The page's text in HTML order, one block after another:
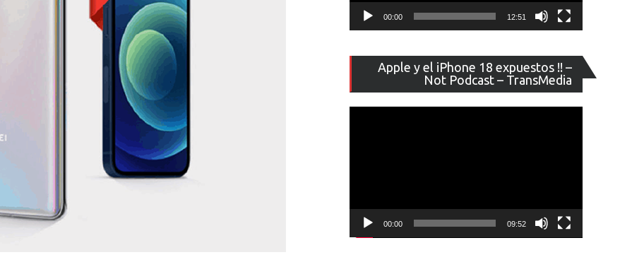
00:00 12:51
Apple y el iPhone 18 expuestos !! –
Not Podcast – TransMedia
de
vídeo
00:00 09:52